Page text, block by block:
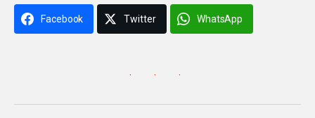
Facebook Twitter WhatsApp
· · ·